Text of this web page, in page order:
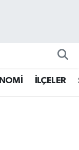
İLÇELER